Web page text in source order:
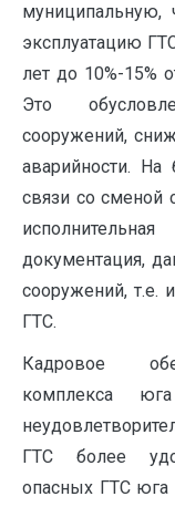
эксплуатацию
лет до 10%-15%
Это
сооружений,
аварийности.
связи со сменой
документация,
сооружений, т.е.
ГТС.
Кадровое
комплекса
ГТС более
опасных ГТС юга